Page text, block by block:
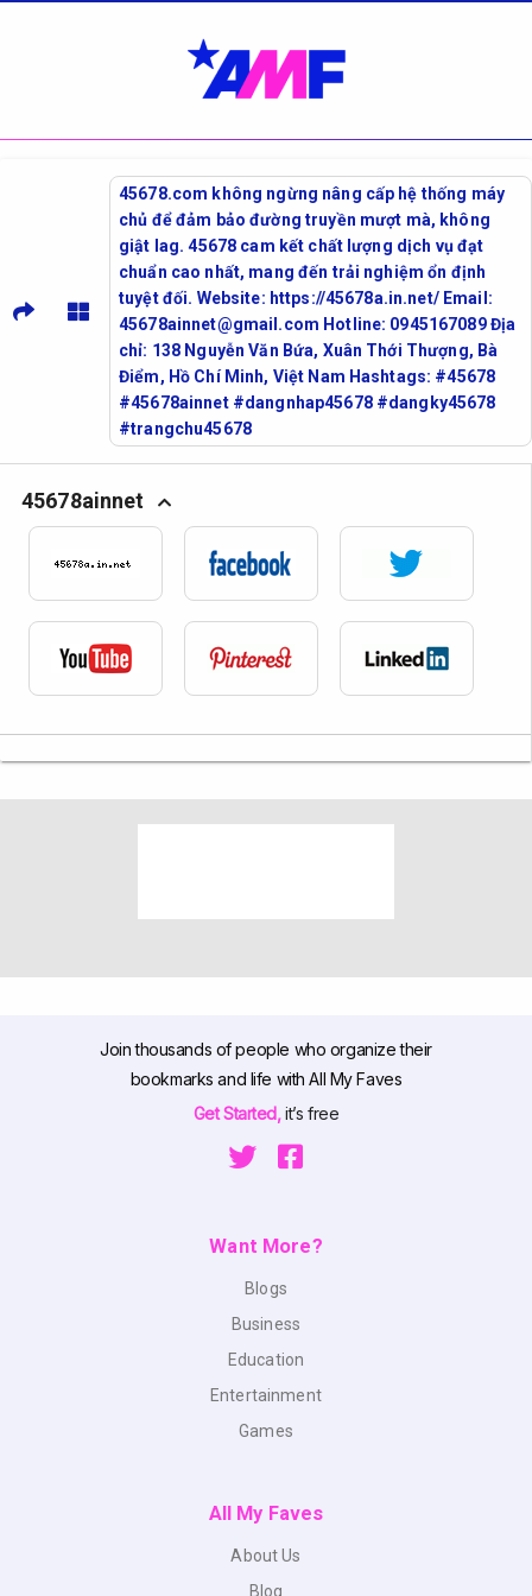
45678.com không ngừng nâng cấp hệ thống máy
chủ để đảm bảo đường truyền mượt mà, không
giật lag. 45678 cam kết chất lượng dịch vụ đạt
chuẩn cao nhất, mang đến trải nghiệm ổn định
tuyệt đối. Website: https://45678a.in.net/ Email:
45678ainnet@gmail.com Hotline: 0945167089 Địa
chỉ: 138 Nguyễn Văn Bứa, Xuân Thới Thượng, Bà
Điểm, Hồ Chí Minh, Việt Nam Hashtags: #45678
#45678ainnet #dangnhap45678 #dangky45678
#trangchu45678
45678ainnet
Join thousands of people who organize their
bookmarks and life with All My Faves
Get Started,it’s free
Want More?
Blogs
Business
Education
Entertainment
Games
All My Faves
About Us
Blog